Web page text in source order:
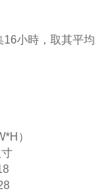
小時，取其平均
）